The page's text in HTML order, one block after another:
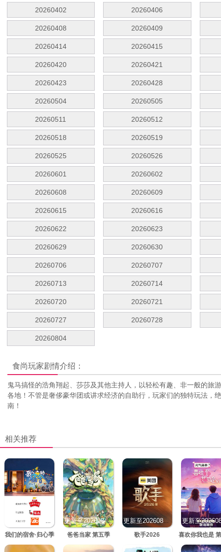
20260402 20260406
20260408 20260409
20260414 20260415
20260420 20260421
20260423 20260428
20260504 20260505
20260511 20260512
20260518 20260519
20260525 20260526
20260601 20260602
20260608 20260609
20260615 20260616
20260622 20260623
20260629 20260630
20260706 20260707
20260713 20260714
20260720 20260721
20260727 20260728
20260804
食尚玩家剧情介绍：
鬼马搞怪的浩角翔起、莎莎及其他主持人，以轻松有趣、非一般的旅
各地！不管是奢侈豪华团或讲求经济的自助行，玩家们的独特玩法，
南！
相关推荐
我们的宿舍·归心季
更新至20260805期
爸爸当家 第五季
更新至20260805期
歌手2026 喜欢你我也是